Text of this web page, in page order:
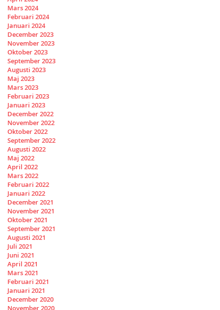
Mars 2024
Februari 2024
Januari 2024
December 2023
November 2023
Oktober 2023
September 2023
Augusti 2023
Maj 2023
Mars 2023
Februari 2023
Januari 2023
December 2022
November 2022
Oktober 2022
September 2022
Augusti 2022
Maj 2022
April 2022
Mars 2022
Februari 2022
Januari 2022
December 2021
November 2021
Oktober 2021
September 2021
Augusti 2021
Juli 2021
Juni 2021
April 2021
Mars 2021
Februari 2021
Januari 2021
December 2020